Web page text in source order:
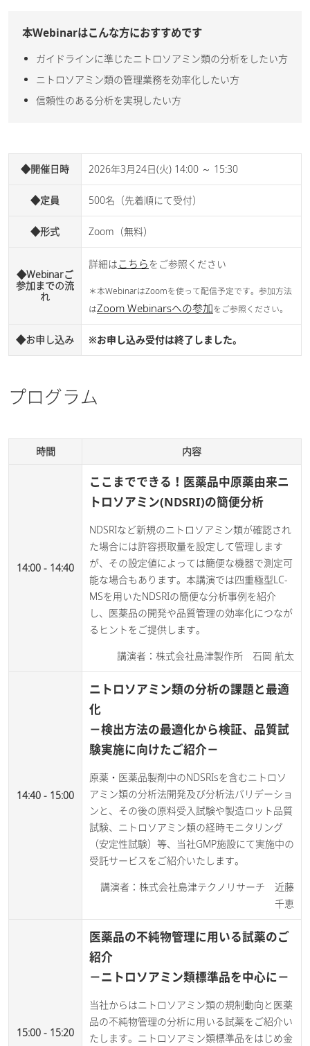
本Webinarはこんな方におすすめです
ガイドラインに準じたニトロソアミン類の分析をしたい方
ニトロソアミン類の管理業務を効率化したい方
信頼性のある分析を実現したい方​
◆開催日時 2026年3月24日(火) 14:00 ～ 15:30
◆定員 500名（先着順にて受付）
◆形式 Zoom（無料）
◆Webinarご
参加までの流
れ
詳細はこちらをご参照ください
＊本WebinarはZoomを使って配信予定です。参加方法
はZoom Webinarsへの参加をご参照ください。
◆お申し込み ※お申し込み受付は終了しました。
プログラム
時間 内容
14:00 - 14:40
ここまでできる！医薬品中原薬由来ニ
トロソアミン(NDSRI)の簡便分析
NDSRIなど新規のニトロソアミン類が確認され
た場合には許容摂取量を設定して管理します
が、その設定値によっては簡便な機器で測定可
能な場合もあります。本講演では四重極型LC-
MSを用いたNDSRIの簡便な分析事例を紹介
し、医薬品の開発や品質管理の効率化につなが
るヒントをご提供します。​
講演者：株式会社島津製作所 石岡 航太
14:40 - 15:00
ニトロソアミン類の分析の課題と最適
化
－検出方法の最適化から検証、品質試
験実施に向けたご紹介－
原薬・医薬品製剤中のNDSRIsを含むニトロソ
アミン類の分析法開発及び分析法バリデーショ
ンと、その後の原料受入試験や製造ロット品質
試験、ニトロソアミン類の経時モニタリング
（安定性試験）等、当社GMP施設にて実施中の
受託サービスをご紹介いたします。​
講演者：株式会社島津テクノリサーチ 近藤
千恵
15:00 - 15:20
医薬品の不純物管理に用いる試薬のご
紹介
－ニトロソアミン類標準品を中心に－
当社からはニトロソアミン類の規制動向と医薬
品の不純物管理の分析に用いる試薬をご紹介い
たします。ニトロソアミン類標準品をはじめ金